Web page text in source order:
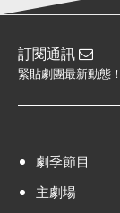
訂閱通訊
緊貼劇團最新動態！
劇季節目
主劇場